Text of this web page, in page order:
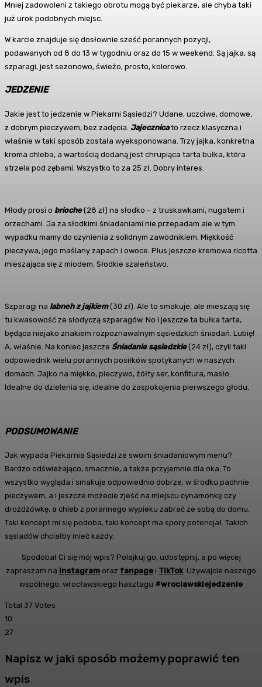
Mniej zadowoleni z takiego obrotu mogą być piekarze, ale chyba taki
już urok podobnych miejsc.
W karcie znajduje się dosłownie sześć porannych pozycji,
podawanych od 8 do 13 w tygodniu oraz do 15 w weekend. Są jajka, są
szparagi, jest sezonowo, świeżo, prosto, kolorowo.
JEDZENIE
Jakie jest to jedzenie w Piekarni Sąsiedzi? Udane, uczciwe, domowe,
z dobrym pieczywem, bez zadęcia. Jajecznicato rzecz klasyczna i
właśnie w taki sposób została wyeksponowana. Trzy jajka, konkretna
kroma chleba, a wartością dodaną jest chrupiąca tarta bułka, która
strzela pod zębami. Wszystko to za 25 zł. Dobry interes.
Młody prosi o brioche(28 zł) na słodko – z truskawkami, nugatem i
orzechami. Ja za słodkimi śniadaniami nie przepadam ale w tym
wypadku mamy do czynienia z solidnym zawodnikiem. Miękkość
pieczywa, jego maślany zapach i owoce. Plus jeszcze kremowa ricotta
mieszająca się z miodem. Słodkie szaleństwo.
Szparagi na labneh z jajkiem(30 zł). Ale to smakuje, ale mieszają się
tu kwasowość ze słodyczą szparagów. No i jeszcze ta bułka tarta,
będąca niejako znakiem rozpoznawalnym sąsiedzkich śniadań. Lubię!
A, właśnie. Na koniec jeszcze Śniadanie sąsiedzkie(24 zł), czyli taki
odpowiednik wielu porannych posiłków spotykanych w naszych
domach. Jajko na miękko, pieczywo, żółty ser, konfitura, masło.
Idealne do dzielenia się, idealne do zaspokojenia pierwszego głodu.
PODSUMOWANIE
Jak wypada Piekarnia Sąsiedzi ze swoim śniadaniowym menu?
Bardzo odświeżająco, smacznie, a także przyjemnie dla oka. To
wszystko wygląda i smakuje odpowiednio dobrze, w środku pachnie
pieczywem, a i jeszcze możecie zjeść na miejscu cynamonkę czy
drożdżówkę, a chleb z porannego wypieku zabrać ze sobą do domu.
Taki koncept mi się podoba, taki koncept ma spory potencjał. Takich
sąsiadów chciałby mieć każdy.
Spodobał Ci się mój wpis? Polajkuj go, udostępnij, a po więcej
zapraszam na Instagram oraz fanpage i TikTok . Używajcie naszego
wspólnego, wrocławskiego hasztagu #wroclawskiejedzenie
Total 37 Votes
10
27
Napisz w jaki sposób możemy poprawić ten
wpis